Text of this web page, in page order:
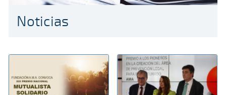
Noticias